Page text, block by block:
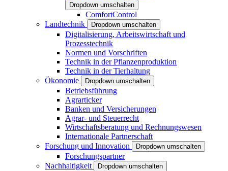
Dropdown umschalten
ComfortControl
Landtechnik
Dropdown umschalten
Digitalisierung, Arbeitswirtschaft und
Prozesstechnik
Normen und Vorschriften
Technik in der Pflanzenproduktion
Technik in der Tierhaltung
Ökonomie
Dropdown umschalten
Betriebsführung
Agrarticker
Banken und Versicherungen
Agrar- und Steuerrecht
Wirtschaftsberatung und Rechnungswesen
Internationale Partnerschaft
Forschung und Innovation
Dropdown umschalten
Forschungspartner
Nachhaltigkeit
Dropdown umschalten